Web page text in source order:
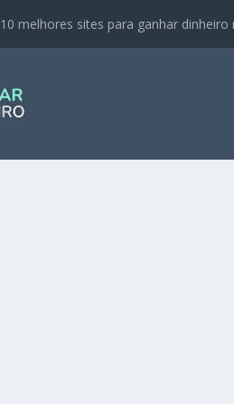
10 melhores sites para ganhar dinheiro